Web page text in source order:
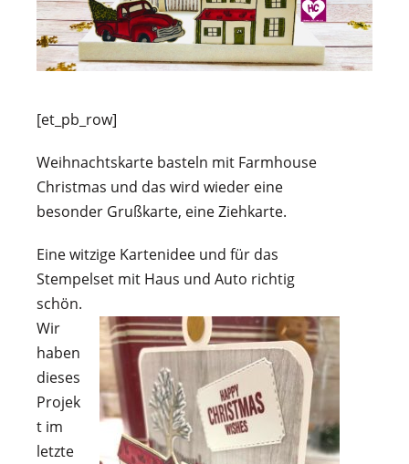
[et_pb_row]
Weihnachtskarte basteln mit Farmhouse
Christmas und das wird wieder eine
besonder Grußkarte, eine Ziehkarte.
Eine witzige Kartenidee und für das
Stempelset mit Haus und Auto richtig
schön.
Wir
haben
dieses
Projek
t im
letzte